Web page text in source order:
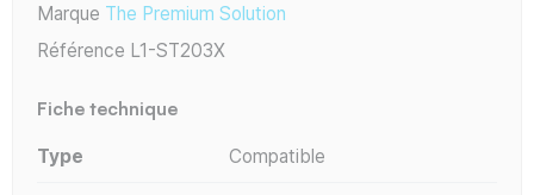
Marque The Premium Solution
Référence L1-ST203X
Fiche technique
Type Compatible